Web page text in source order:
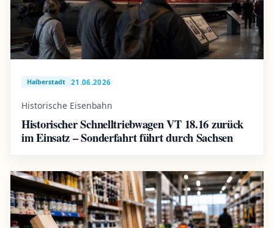
Halberstadt 21.06.2026
Historische Eisenbahn
Historischer Schnelltriebwagen VT 18.16 zurück
im Einsatz – Sonderfahrt führt durch Sachsen